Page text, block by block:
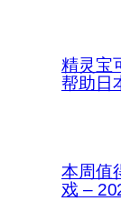
精灵宝
帮助日
本周值
戏 –